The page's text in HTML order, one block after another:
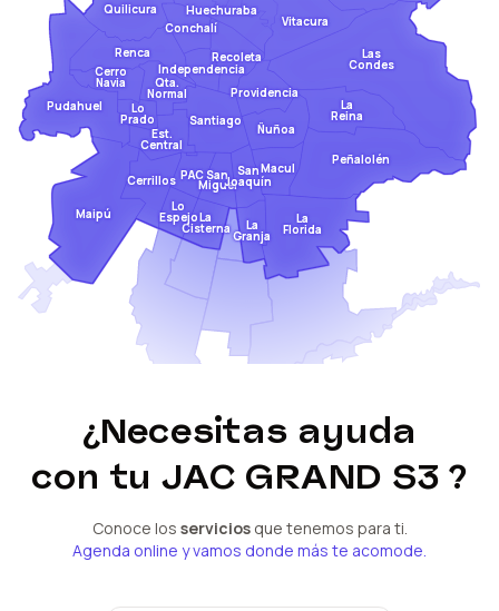
Maipú
Cerrillos
Est.
Central
Pudahuel Lo
Prado
Cerro
Navia
Santiago
Renca
Qta.
Normal
Recoleta
Independencia
Quilicura
Conchalí
La
Cisterna
Lo
Espejo
PACSan
Miguel
La
Granja
San
Joaquín
Providencia
Ñuñoa
La
Reina
Macul
La
Florida
Peñalolén
Las
Condes
Vitacura
Huechuraba
¿Necesitas ayuda
con tu JAC GRAND S3 ?
Conoce los servicios que tenemos para ti.
Agenda online y vamos donde más te acomode.